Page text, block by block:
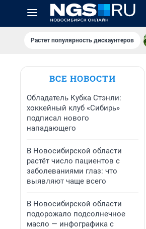
Растет популярность дискаунтеров
ВСЕ НОВОСТИ
Обладатель Кубка Стэнли:
хоккейный клуб «Сибирь»
подписал нового
нападающего
В Новосибирской области
растёт число пациентов с
заболеваниями глаз: что
выявляют чаще всего
В Новосибирской области
подорожало подсолнечное
масло — инфографика с